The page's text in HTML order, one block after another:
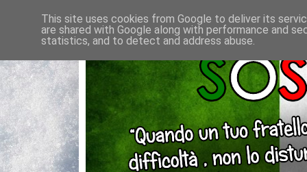
This site uses cookies from Google to deliver its
are shared with Google along with performance and
statistics, and to detect and address abuse.